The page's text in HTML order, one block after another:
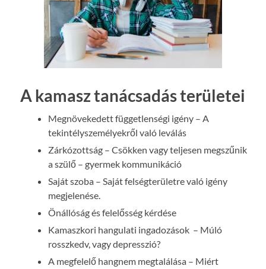
A kamasz tanácsadás területei
Megnövekedett függetlenségi igény – A
tekintélyszemélyekről való leválás
Zárkózottság – Csökken vagy teljesen megszűnik
a szülő – gyermek kommunikáció
Saját szoba – Saját felségterületre való igény
megjelenése.
Önállóság és felelősség kérdése
Kamaszkori hangulati ingadozások – Múló
rosszkedv, vagy depresszió?
A megfelelő hangnem megtalálása – Miért